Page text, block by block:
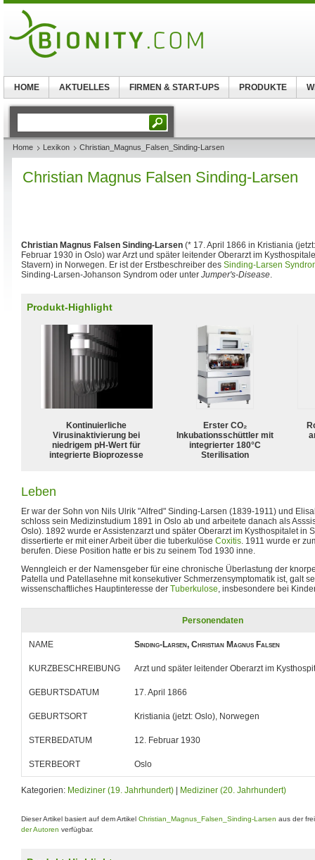
Home Lexikon Christian_Magnus_Falsen_Sinding-Larsen
Christian Magnus Falsen Sinding-Larsen
Christian Magnus Falsen Sinding-Larsen (* 17. April 1866 in Kristiania
Februar 1930 in Oslo) war Arzt und später leitender Oberarzt im
Stavern) in Norwegen. Er ist der Erstbeschreiber des Sinding-Larsen
Sinding-Larsen-Johanson Syndrom oder unter Jumper's-Disease.
Produkt-Highlight
Kontinuierliche
Virusinaktivierung bei
niedrigem pH-Wert für
integrierte Bioprozesse
Erster CO₂
Inkubationsschüttler mit
integrierter 180°C
Sterilisation
Leben
Er war der Sohn von Nils Ulrik "Alfred" Sinding-Larsen (1839-1911) und
schloss sein Medizinstudium 1891 in Oslo ab und arbeitete danach als
Oslo). 1892 wurde er Assistenzarzt und später Oberarzt im Kysthospitalet in
dissertierte er mit einer Arbeit über die tuberkulöse Coxitis. 1911 wurde er
berufen. Diese Position hatte er bis zu seinem Tod 1930 inne.
Wenngleich er der Namensgeber für eine chronische Überlastung der
Patella und Patellasehne mit konsekutiver Schmerzensymptomatik ist, galt
wissenschaftliches Hauptinteresse der Tuberkulose, insbesondere bei
Personendaten
NAME Sinding-Larsen, Christian Magnus Falsen
KURZBESCHREIBUNG Arzt und später leitender Oberarzt im
GEBURTSDATUM 17. April 1866
GEBURTSORT Kristiania (jetzt: Oslo), Norwegen
STERBEDATUM 12. Februar 1930
STERBEORT Oslo
Kategorien: Mediziner (19. Jahrhundert) Mediziner (20. Jahrhundert)
Dieser Artikel basiert auf dem Artikel Christian_Magnus_Falsen_Sinding-Larsen aus der
der Autoren verfügbar.
HOME AKTUELLES FIRMEN & START-UPS PRODUKTE